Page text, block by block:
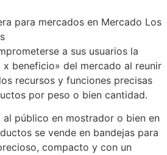
para mercados en Mercado Los
a sus usuarios la
beneficio» del mercado al reunir
recursos y funciones precisas
por peso o bien cantidad.
al público en mostrador o bien en
se vende en bandejas para
compacto y con un